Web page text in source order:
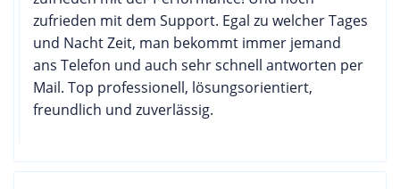
zufrieden mit dem Support. Egal zu welcher Tages
und Nacht Zeit, man bekommt immer jemand
ans Telefon und auch sehr schnell antworten per
Mail. Top professionell, lösungsorientiert,
freundlich und zuverlässig.